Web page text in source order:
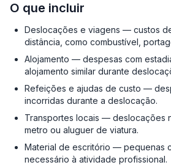
O que incluir
Deslocações e viagens — custos
distância, como combustível,
Alojamento — despesas com
alojamento similar durante
Refeições e ajudas de custo —
incorridas durante a deslocação.
Transportes locais — deslocações
metro ou aluguer de viatura.
Material de escritório — pequenas
necessário à atividade profissional.